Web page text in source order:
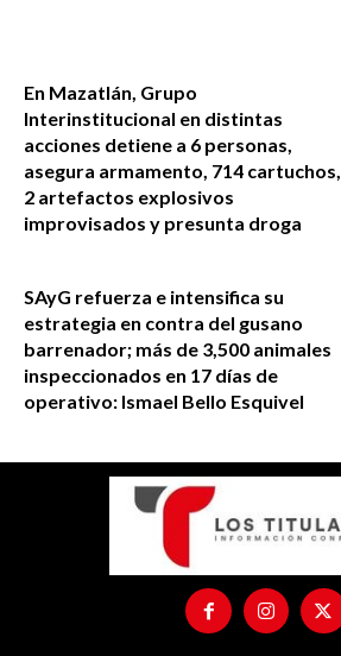
En Mazatlán, Grupo
Interinstitucional en distintas
acciones detiene a 6 personas,
asegura armamento, 714 cartuchos,
2 artefactos explosivos
improvisados y presunta droga
SAyG refuerza e intensifica su
estrategia en contra del gusano
barrenador; más de 3,500 animales
inspeccionados en 17 días de
operativo: Ismael Bello Esquivel